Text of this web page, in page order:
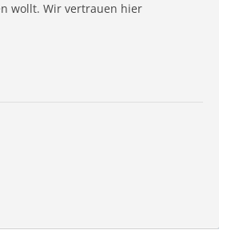
wollt. Wir vertrauen hier